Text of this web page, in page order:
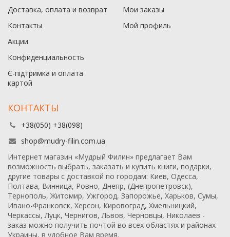
Доставка, оплата и возврат
Контакты
Акции
Конфиденциальность
Є-підтримка и оплата
картой
Мои заказы
Мой профиль
КОНТАКТЫ
+38(050) +38(098)
shop@mudry-filin.com.ua
Интернет магазин «Мудрый Филин» предлагает Вам
возможность выбрать, заказать и купить книги, подарки,
другие товары с доставкой по городам: Киев, Одесса,
Полтава, Винница, Ровно, Днепр, (Днепропетровск),
Тернополь, Житомир, Ужгород, Запорожье, Харьков, Сумы,
Ивано-Франковск, Херсон, Кировоград, Хмельницкий,
Черкассы, Луцк, Чернигов, Львов, Черновцы, Николаев -
заказ можно получить почтой во всех областях и районах
Украины, в удобное Вам время.